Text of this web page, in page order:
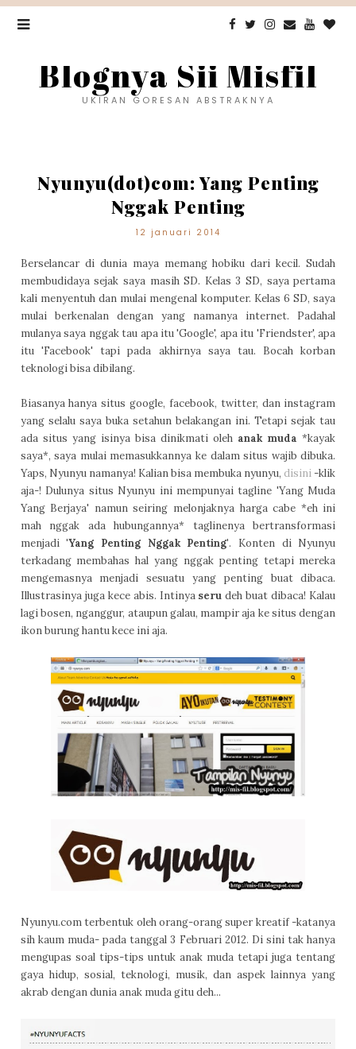
Blognya Sii Misfil
UKIRAN GORESAN ABSTRAKNYA
Nyunyu(dot)com: Yang Penting
Nggak Penting
12 januari 2014
Berselancar di dunia maya memang hobiku dari kecil. Sudah
membudidaya sejak saya masih SD. Kelas 3 SD, saya pertama
kali menyentuh dan mulai mengenal komputer. Kelas 6 SD, saya
mulai berkenalan dengan yang namanya internet. Padahal
mulanya saya nggak tau apa itu 'Google', apa itu 'Friendster', apa
itu 'Facebook' tapi pada akhirnya saya tau. Bocah korban
teknologi bisa dibilang.
Biasanya hanya situs google, facebook, twitter, dan instagram
yang selalu saya buka setahun belakangan ini. Tetapi sejak tau
ada situs yang isinya bisa dinikmati oleh anak muda *kayak
saya*, saya mulai memasukkannya ke dalam situs wajib dibuka.
Yaps, Nyunyu namanya! Kalian bisa membuka nyunyu, disini -klik
aja-! Dulunya situs Nyunyu ini mempunyai tagline 'Yang Muda
Yang Berjaya' namun seiring melonjaknya harga cabe *eh ini
mah nggak ada hubungannya* taglinenya bertransformasi
menjadi'Yang Penting Nggak Penting'. Konten di Nyunyu
terkadang membahas hal yang nggak penting tetapi mereka
mengemasnya menjadi sesuatu yang penting buat dibaca.
Illustrasinya juga kece abis. Intinya seru deh buat dibaca! Kalau
lagi bosen, nganggur, ataupun galau, mampir aja ke situs dengan
ikon burung hantu kece ini aja.
Nyunyu.com terbentuk oleh orang-orang super kreatif -katanya
sih kaum muda- pada tanggal 3 Februari 2012. Di sini tak hanya
mengupas soal tips-tips untuk anak muda tetapi juga tentang
gaya hidup, sosial, teknologi, musik, dan aspek lainnya yang
akrab dengan dunia anak muda gitu deh...